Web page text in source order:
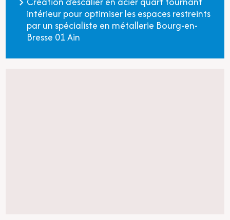
intérieur pour optimiser les espaces restreints
par un spécialiste en métallerie Bourg-en-
Bresse 01 Ain